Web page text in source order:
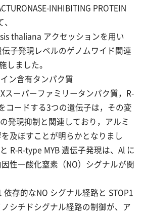
INHIBITING PROTEIN
thaliana アクセッションを用い
子発現レベルのゲノムワイド関連
しました。
ン含有タンパク質
スーパーファミリータンパク質，R-
コードする3つの遺伝子は，その変
発現抑制と関連しており，アルミ
及ぼすことが明らかとなりまし
R-R-type MYB 遺伝子発現は、Al に
性一酸化窒素（NO）シグナルが関
依存的なNO シグナル経路と STOP1
シチドシグナル経路の制御が、ア